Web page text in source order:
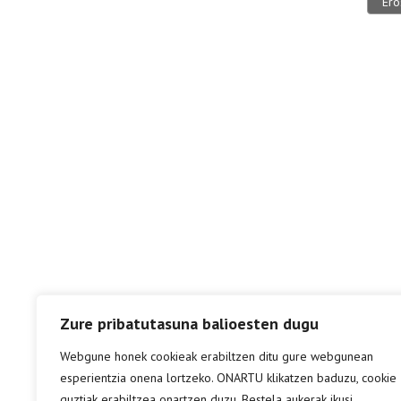
Zure pribatutasuna balioesten dugu
Webgune honek cookieak erabiltzen ditu gure webgunean
esperientzia onena lortzeko. ONARTU klikatzen baduzu, cookie